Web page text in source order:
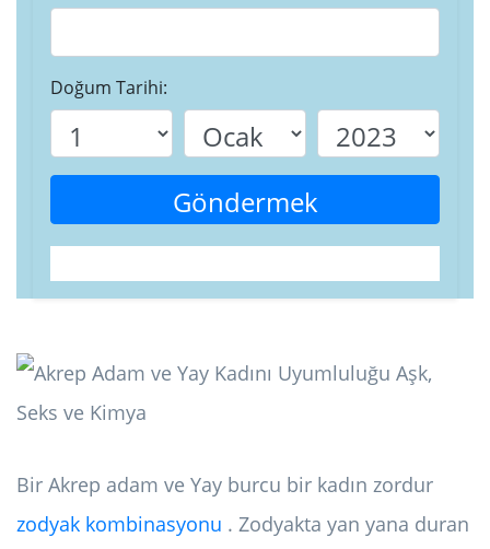
Doğum Tarihi:
Göndermek
Bir Akrep adam ve Yay burcu bir kadın zordur
zodyak kombinasyonu . Zodyakta yan yana duran